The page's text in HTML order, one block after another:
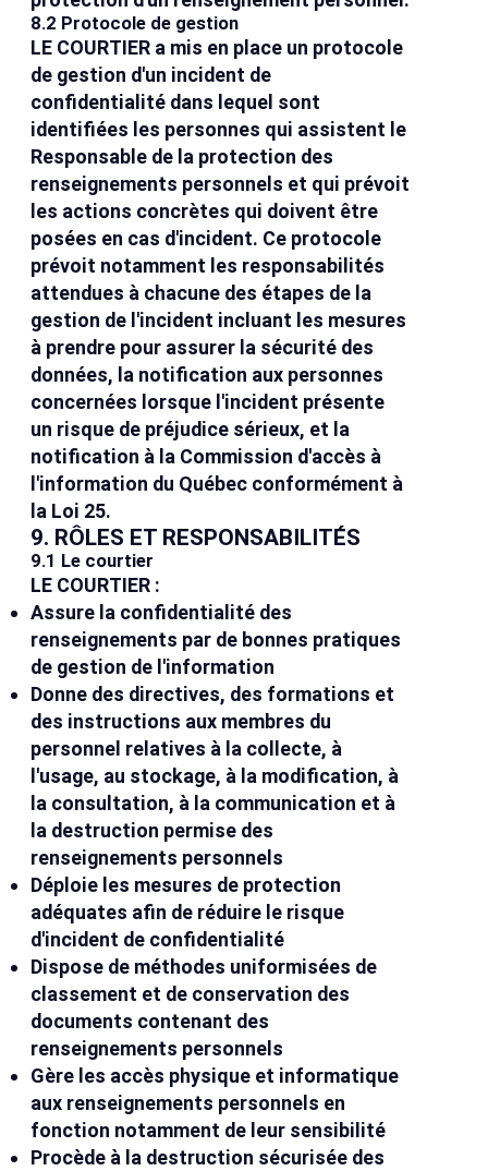
8.2 Protocole de gestion
LE COURTIER a mis en place un protocole
de gestion d'un incident de
confidentialité dans lequel sont
identifiées les personnes qui assistent le
Responsable de la protection des
renseignements personnels et qui prévoit
les actions concrètes qui doivent être
posées en cas d'incident. Ce protocole
prévoit notamment les responsabilités
attendues à chacune des étapes de la
gestion de l'incident incluant les mesures
à prendre pour assurer la sécurité des
données, la notification aux personnes
concernées lorsque l'incident présente
un risque de préjudice sérieux, et la
notification à la Commission d'accès à
l'information du Québec conformément à
la Loi 25.
9. RÔLES ET RESPONSABILITÉS
9.1 Le courtier
LE COURTIER :
Assure la confidentialité des
renseignements par de bonnes pratiques
de gestion de l'information
Donne des directives, des formations et
des instructions aux membres du
personnel relatives à la collecte, à
l'usage, au stockage, à la modification, à
la consultation, à la communication et à
la destruction permise des
renseignements personnels
Déploie les mesures de protection
adéquates afin de réduire le risque
d'incident de confidentialité
Dispose de méthodes uniformisées de
classement et de conservation des
documents contenant des
renseignements personnels
Gère les accès physique et informatique
aux renseignements personnels en
fonction notamment de leur sensibilité
Procède à la destruction sécurisée des